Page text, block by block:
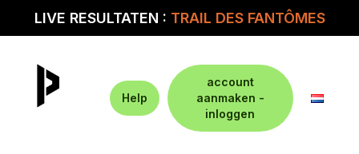
LIVE RESULTATEN : TRAIL DES FANTÔMES
Help
account
aanmaken -
inloggen